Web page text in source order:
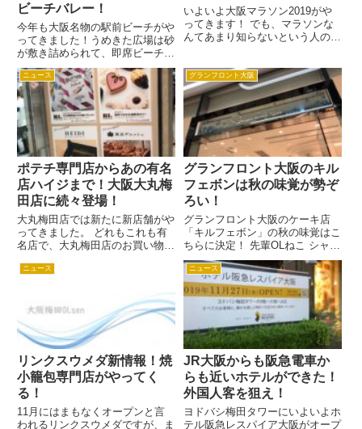
ビーチバレー！
今年も大阪名物の駅前ビーチがや
ってきました！うめきた広場は砂
が敷き詰められて、即席ビーチが
作られます。 大阪のビル群を見
ながらのビーチバレー観戦は中は
とても不思議な気分が味わえます
よ。 ビーチバレーなんて見たこ
とない！って人はこれを機にビ
ー...
いよいよ大阪マラソン2019がや
ってきます！ でも、マラソンな
んてあまり知らないという人のた
なぜこんなに盛り上がっている
の？ 大阪マラソン2019が盛り上
がっている理由はその規...
ニュース
ポテチ専門店からあの有名
店ハイジまで！大阪大丸梅
田店に続々登場！
大丸梅田店では新たに新店舗がや
ってきました。 どれもこれも有
名店で、大丸梅田店のお買い物が
まいそうですね。 お土産や差し
利です。 それでは、新店舗を
一...
グランフロント大阪
グランフロント大阪のキル
フェボンは秋の味覚が勢ぞ
ろい！
グランフロント大阪のケーキ店
「キルフェボン」の秋の味覚はこ
ちらに決定！ 先輩OLねこ シャイ
ンマスカットのタルトはぶどうの
粒がぎっしり！ 新人OLねこ 梅と
アプリコットのタルトって食べて
みたい！梅干しじゃないわよね？
先輩OLねこ 秋の王様...
ニュース
リンクスウメダ新情報！焼
小籠包専門店がやってく
る！
11月にはまもなくオープンと言
われるリンクスウメダですが、ま
ニュース
JR大阪からも阪急電車か
らも近いホテルができた！
外国人客を狙え！
ヨドバシ梅田タワーにいよいよホ
テル阪急レスパイア大阪がオープ